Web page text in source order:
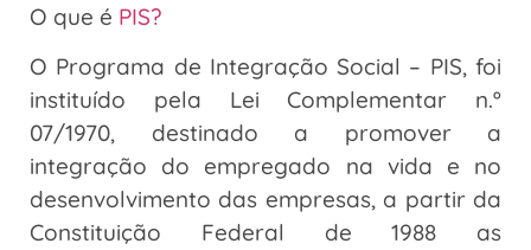
O que é PIS?
O Programa de Integração Social – PIS, foi
instituído pela Lei Complementar n.º
07/1970, destinado a promover a
integração do empregado na vida e no
desenvolvimento das empresas, a partir da
Constituição Federal de 1988 as